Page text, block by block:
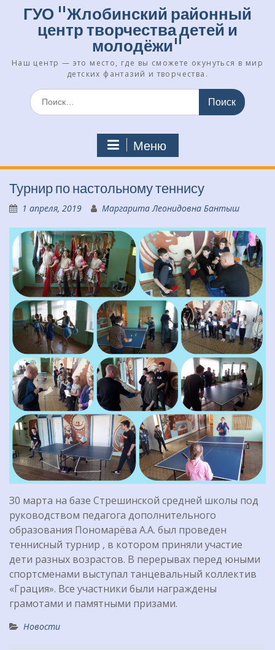
ГУО "Жлобинский районный
центр творчества детей и
молодёжи"
Наш центр — это место, где вы сможете окунуться в мир
детских фантазий и творчества.
Искать:
Меню
Турнир по настольному теннису
1 апреля, 2019 Маргарита Леонидовна Бантыш
З0 марта на базе Стрешинской средней школы под
руководством педагога дополнительного
образования Пономарёва А.А. был проведен
теннисный турнир , в котором приняли участие
дети разных возрастов. В перерывах перед юными
спортсменами выступал танцевальный коллектив
«Грация». Все участники были награждены
грамотами и памятными призами.
Новости